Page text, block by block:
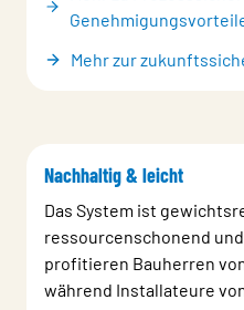
Mehr zur
Nachhaltig & leicht
Das System ist
ressourcenschonend
profitieren Bauherren
während Installateure